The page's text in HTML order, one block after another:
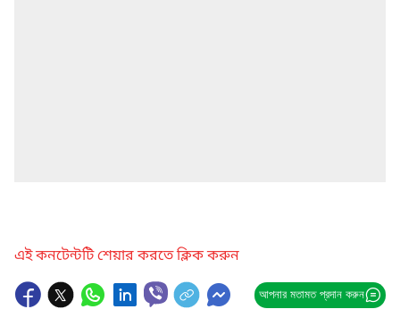
এই কনটেন্টটি শেয়ার করতে ক্লিক করুন
আপনার মতামত প্রদান করুন